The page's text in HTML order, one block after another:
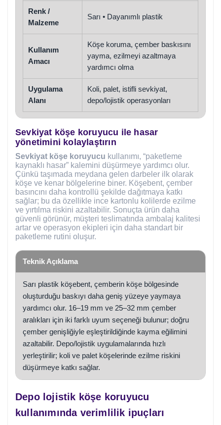
Renk /
Malzeme
Sarı • Dayanımlı plastik
Kullanım
Amacı
Köşe koruma, çember baskısını
yayma, ezilmeyi azaltmaya
yardımcı olma
Uygulama
Alanı
Koli, palet, istifli sevkiyat,
depo/lojistik operasyonları
Sevkiyat köşe koruyucu ile hasar
yönetimini kolaylaştırın
Sevkiyat köşe koruyucu kullanımı, “paketleme
kaynaklı hasar” kalemini düşürmeye yardımcı olur.
Çünkü taşımada meydana gelen darbeler ilk olarak
köşe ve kenar bölgelerine biner. Köşebent, çember
basıncını daha kontrollü şekilde dağıtmaya katkı
sağlar; bu da özellikle ince kartonlu kolilerde ezilme
ve yırtılma riskini azaltabilir. Sonuçta ürün daha
güvenli görünür, müşteri teslimatında ambalaj kalitesi
artar ve operasyon ekipleri için daha standart bir
paketleme rutini oluşur.
Teknik Açıklama
Sarı plastik köşebent, çemberin köşe bölgesinde
oluşturduğu baskıyı daha geniş yüzeye yaymaya
yardımcı olur. 16–19 mm ve 25–32 mm çember
aralıkları için iki farklı uyum seçeneği bulunur; doğru
çember genişliğiyle eşleştirildiğinde kayma eğilimini
azaltabilir. Depo/lojistik uygulamalarında hızlı
yerleştirilir; koli ve palet köşelerinde ezilme riskini
düşürmeye katkı sağlar.
Depo lojistik köşe koruyucu
kullanımında verimlilik ipuçları